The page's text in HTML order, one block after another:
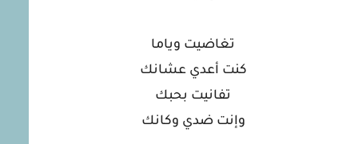
تغاضيت وياما
كنت أعدي عشانك
تفانيت بحبك
وإنت ضدي وكانك